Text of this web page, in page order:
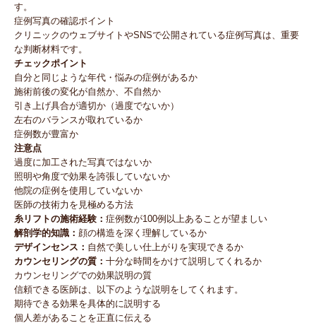
す。
症例写真の確認ポイント
クリニックのウェブサイトやSNSで公開されている症例写真は、重要
な判断材料です。
チェックポイント
自分と同じような年代・悩みの症例があるか
施術前後の変化が自然か、不自然か
引き上げ具合が適切か（過度でないか）
左右のバランスが取れているか
症例数が豊富か
注意点
過度に加工された写真ではないか
照明や角度で効果を誇張していないか
他院の症例を使用していないか
医師の技術力を見極める方法
糸リフトの施術経験： 症例数が100例以上あることが望ましい
解剖学的知識： 顔の構造を深く理解しているか
デザインセンス： 自然で美しい仕上がりを実現できるか
カウンセリングの質： 十分な時間をかけて説明してくれるか
カウンセリングでの効果説明の質
信頼できる医師は、以下のような説明をしてくれます。
期待できる効果を具体的に説明する
個人差があることを正直に伝える